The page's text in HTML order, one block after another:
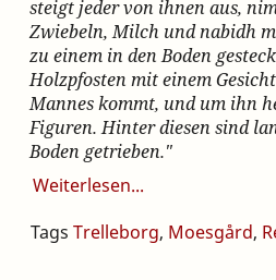
steigt jeder von ihnen aus,
Zwiebeln, Milch und nabidh
zu einem in den Boden
Holzpfosten mit einem
Mannes kommt, und um ihn
Figuren. Hinter diesen sind
Boden getrieben."
Weiterlesen
Tags Trelleborg, Moesgård,